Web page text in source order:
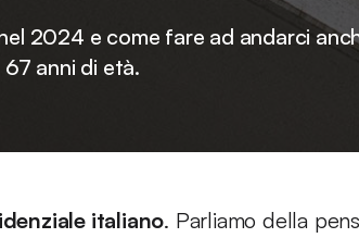
2024 e come fare ad andarci
anni di età.
italiano. Parliamo della